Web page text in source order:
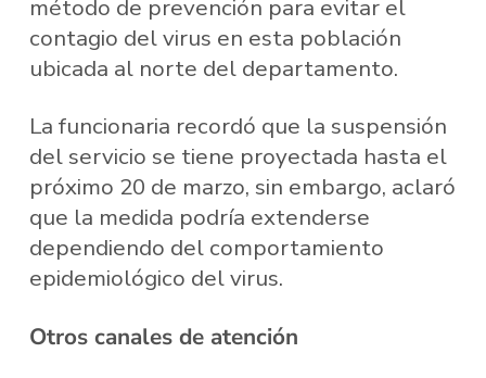
método de prevención para evitar el
contagio del virus en esta población
ubicada al norte del departamento.
La funcionaria recordó que la suspensión
del servicio se tiene proyectada hasta el
próximo 20 de marzo, sin embargo, aclaró
que la medida podría extenderse
dependiendo del comportamiento
epidemiológico del virus.
Otros canales de atención